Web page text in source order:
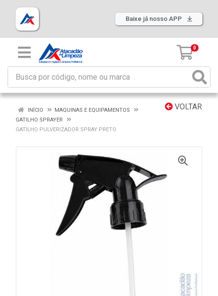
Baixe já nosso APP
0
VOLTAR
INÍCIO
MAQUINAS E EQUIPAMENTOS
GATILHO SPRAYER
GATILHO PULVERIZADOR SPRAY PRETO